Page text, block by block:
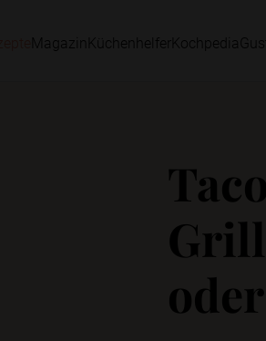
Magazin Küchenhelfer Kochpedia